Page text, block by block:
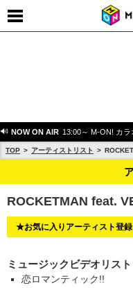
NOW ON AIR 13:00～ M-ON! カ
TOP アーティストリスト
ROCKETMAN feat.
★お気に入りアーティスト登録
ミュージックビデオリスト
恋ロマンティック!!